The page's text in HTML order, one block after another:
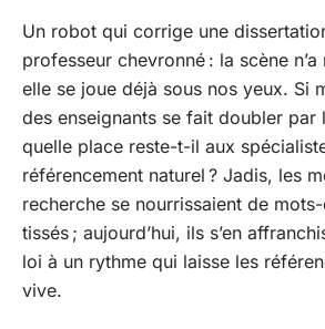
Un robot qui corrige une
professeur chevronné : la scène
elle se joue déjà sous nos yeux. Si
des enseignants se fait doubler par
quelle place reste-t-il aux
référencement naturel ? Jadis, les
recherche se nourrissaient de
tissés ; aujourd’hui, ils s’en
loi à un rythme qui laisse les
vive.